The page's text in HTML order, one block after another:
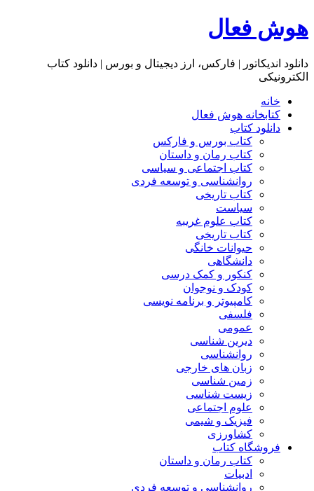
هوش فعال
دانلود اندیکاتور | فارکس، ارز دیجیتال و بورس | دانلود کتاب
الکترونیکی
خانه
کتابخانه هوش فعال
دانلود کتاب
کتاب بورس و فارکس
کتاب رمان و داستان
کتاب اجتماعی و سیاسی
روانشناسی و توسعه فردی
کتاب تاریخی
سیاست
کتاب علوم غریبه
کتاب تاریخی
حیوانات خانگی
دانشگاهی
کنکور و کمک‌ درسی
کودک و نوجوان
کامپیوتر و برنامه نویسی
فلسفی
عمومی
دیرین شناسی
روانشناسی
زبان های خارجی
زمین شناسی
زیست شناسی
علوم اجتماعی
فیزیک و شیمی
کشاورزی
فروشگاه کتاب
کتاب رمان و داستان
ادبیات
روانشناسی و توسعه فردی